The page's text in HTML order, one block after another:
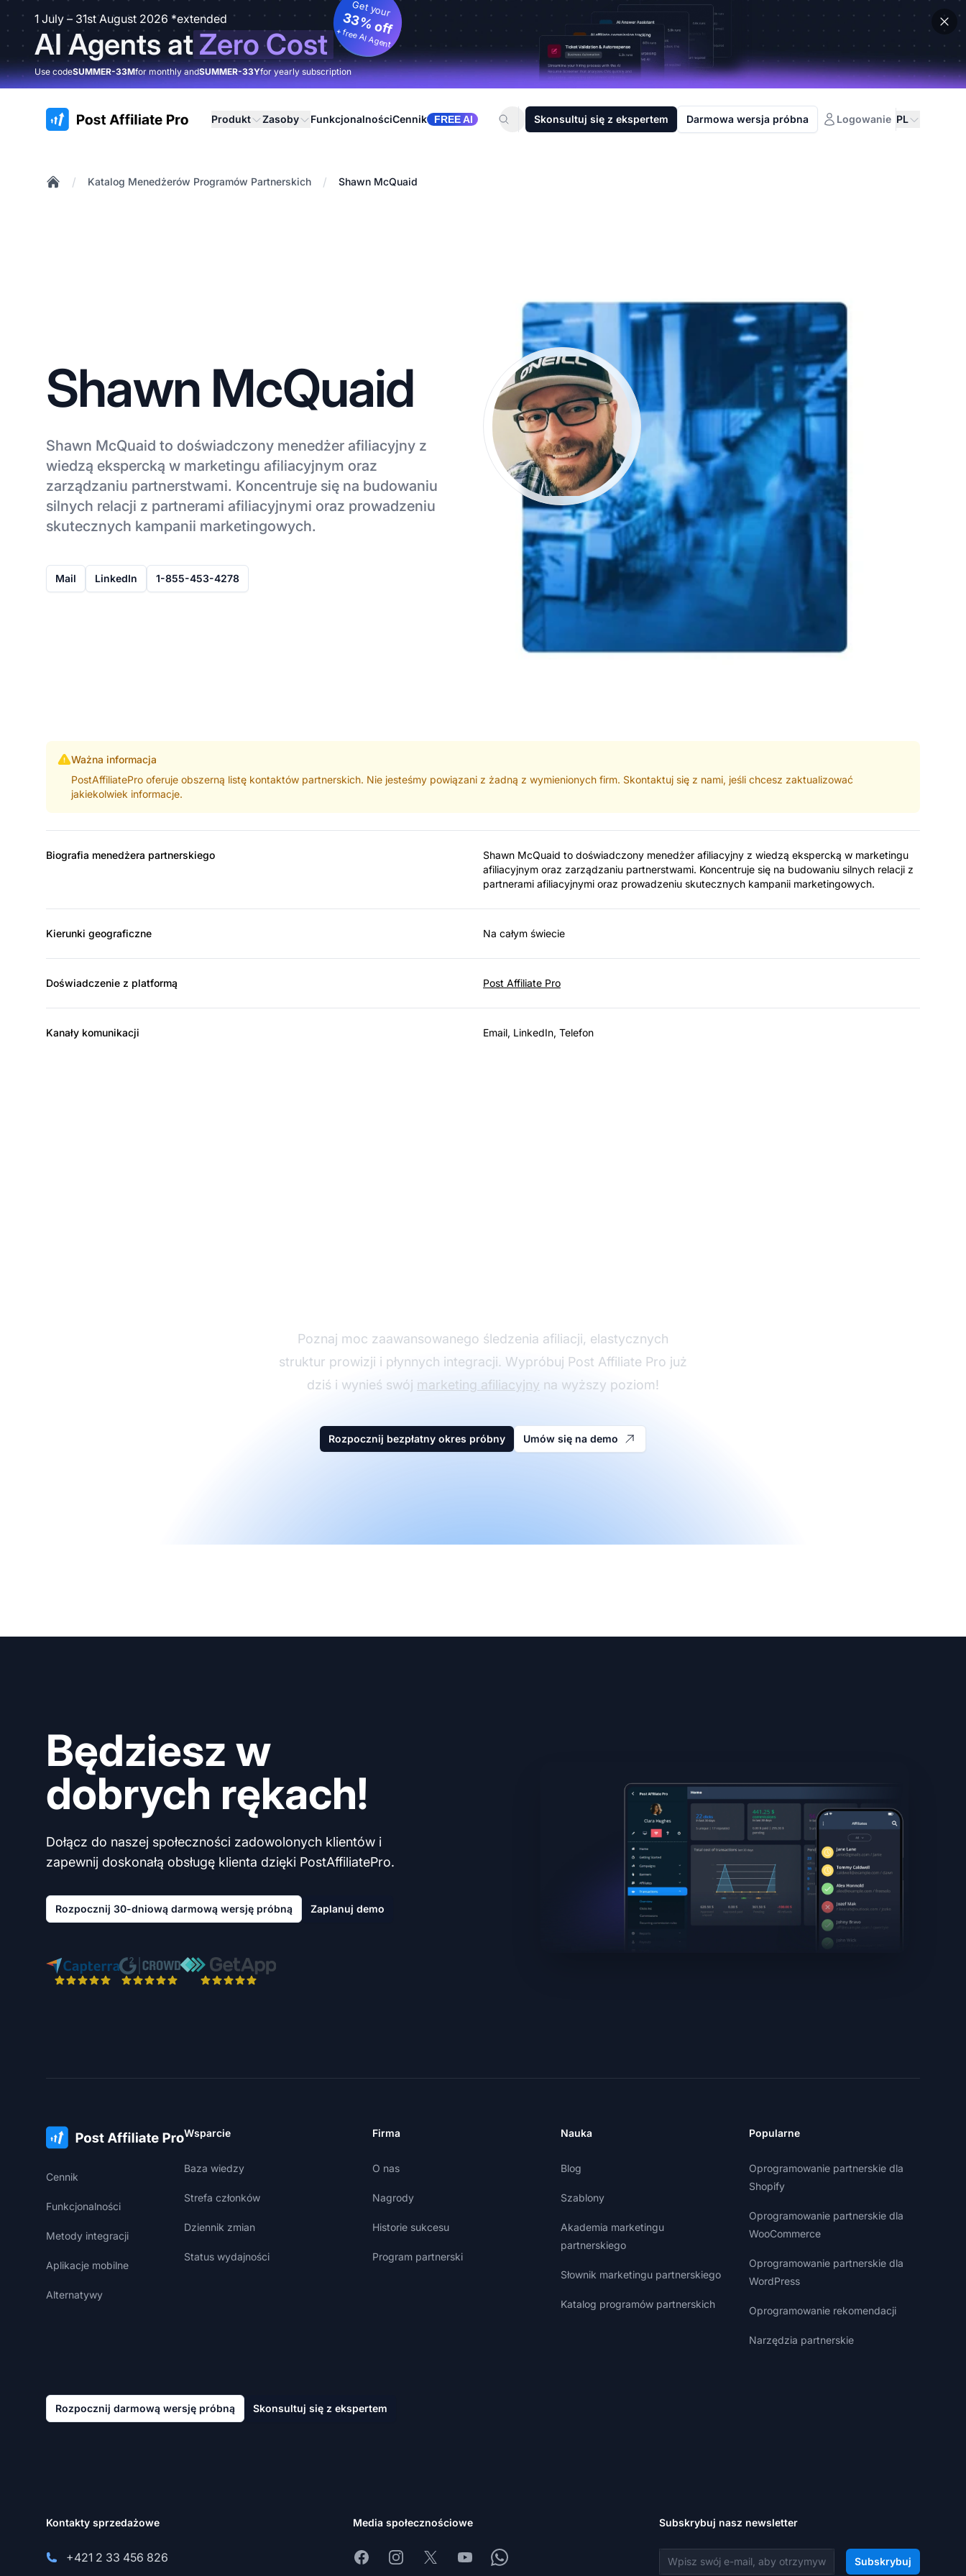
1 July – 31st August 2026 *extended
AI Agents atZero Cost
Get your
33% off
+ free AI Agent
Use codeSUMMER-33Mfor monthly andSUMMER-33Yfor yearly subscription
:site.title Produkt Zasoby FunkcjonalnościCennik FREE AI Skonsultuj się z ekspertem Darmowa wersja próbna Logowanie PL
/ Katalog Menedżerów Programów Partnerskich / Shawn McQuaid
Shawn McQuaid
Shawn McQuaid to doświadczony menedżer afiliacyjny z
wiedzą ekspercką w marketingu afiliacyjnym oraz
zarządzaniu partnerstwami. Koncentruje się na budowaniu
silnych relacji z partnerami afiliacyjnymi oraz prowadzeniu
skutecznych kampanii marketingowych.
Mail LinkedIn 1-855-453-4278
Ważna informacja
PostAffiliatePro oferuje obszerną listę kontaktów partnerskich. Nie jesteśmy powiązani z żadną z wymienionych firm. Skontaktuj się z nami, jeśli chcesz zaktualizować
jakiekolwiek informacje.
Biografia menedżera partnerskiego
Shawn McQuaid to doświadczony menedżer afiliacyjny z wiedzą ekspercką w marketingu
afiliacyjnym oraz zarządzaniu partnerstwami. Koncentruje się na budowaniu silnych relacji z
partnerami afiliacyjnymi oraz prowadzeniu skutecznych kampanii marketingowych.
Kierunki geograficzne Na całym świecie
Doświadczenie z platformą Post Affiliate Pro
Kanały komunikacji Email, LinkedIn, Telefon
Poznaj moc zaawansowanego śledzenia afiliacji, elastycznych
struktur prowizji i płynnych integracji. Wypróbuj Post Affiliate Pro już
dziś i wynieś swój marketing afiliacyjny na wyższy poziom!
Rozpocznij bezpłatny okres próbny Umów się na demo
Będziesz w
dobrych rękach!
Dołącz do naszej społeczności zadowolonych klientów i
zapewnij doskonałą obsługę klienta dzięki PostAffiliatePro.
Rozpocznij 30-dniową darmową wersję próbną Zaplanuj demo
Cennik
Funkcjonalności
Metody integracji
Aplikacje mobilne
Alternatywy
Wsparcie
Baza wiedzy
Strefa członków
Dziennik zmian
Status wydajności
Firma
O nas
Nagrody
Historie sukcesu
Program partnerski
Nauka
Blog
Szablony
Akademia marketingu
partnerskiego
Słownik marketingu partnerskiego
Katalog programów partnerskich
Popularne
Oprogramowanie partnerskie dla
Shopify
Oprogramowanie partnerskie dla
WooCommerce
Oprogramowanie partnerskie dla
WordPress
Oprogramowanie rekomendacji
Narzędzia partnerskie
Rozpocznij darmową wersję próbną Skonsultuj się z ekspertem
Kontakty sprzedażowe
+421 2 33 456 826
Media społecznościowe
FacebookInstagram
X YoutubeWhatsapp
Subskrybuj nasz newsletter
Adres e-mail Subskrybuj